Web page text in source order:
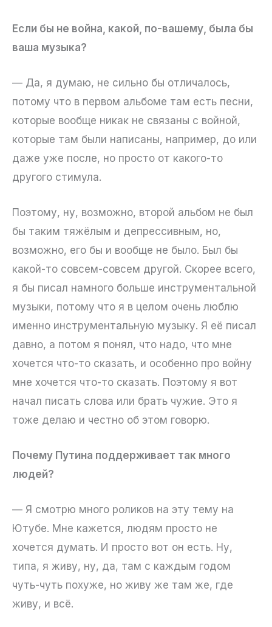
Если бы не война, какой, по-вашему, была бы
ваша музыка?
— Да, я думаю, не сильно бы отличалось,
потому что в первом альбоме там есть песни,
которые вообще никак не связаны с войной,
которые там были написаны, например, до или
даже уже после, но просто от какого-то
другого стимула.
Поэтому, ну, возможно, второй альбом не был
бы таким тяжёлым и депрессивным, но,
возможно, его бы и вообще не было. Был бы
какой-то совсем-совсем другой. Скорее всего,
я бы писал намного больше инструментальной
музыки, потому что я в целом очень люблю
именно инструментальную музыку. Я её писал
давно, а потом я понял, что надо, что мне
хочется что-то сказать, и особенно про войну
мне хочется что-то сказать. Поэтому я вот
начал писать слова или брать чужие. Это я
тоже делаю и честно об этом говорю.
Почему Путина поддерживает так много
людей?
— Я смотрю много роликов на эту тему на
Ютубе. Мне кажется, людям просто не
хочется думать. И просто вот он есть. Ну,
типа, я живу, ну, да, там с каждым годом
чуть-чуть похуже, но живу же там же, где
живу, и всё.